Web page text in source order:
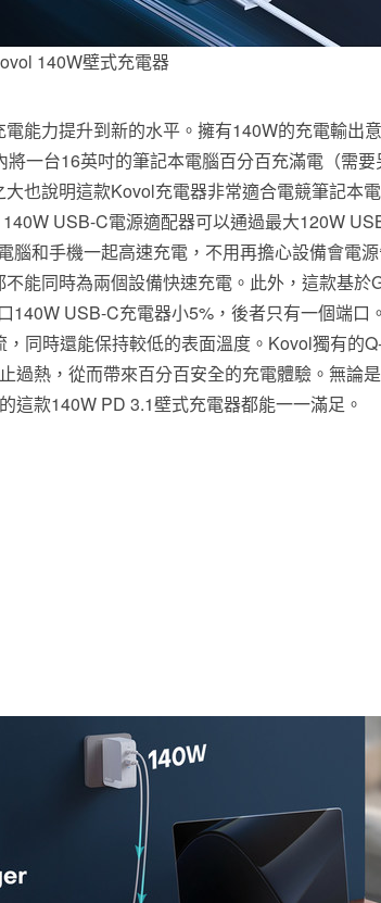
140W壁式充電器
能力提升到新的水平。擁有140W的充電輸出
一台16英吋的筆記本電腦百分百充滿電（需要
也說明這款Kovol充電器非常適合電競筆記本
USB-C電源適配器可以通過最大120W
腦和手機一起高速充電，不用再擔心設備會電
能同時為兩個設備快速充電。此外，這款基於
140W USB-C充電器小5%，後者只有一個端口。
同時還能保持較低的表面溫度。Kovol獨有的
過熱，從而帶來百分百安全的充電體驗。無論
這款140W PD 3.1壁式充電器都能一一滿足。